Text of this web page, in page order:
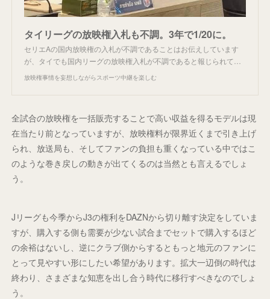
タイリーグの放映権入札も不調。3年で1/20に。
セリエAの国内放映権の入札が不調であることはお伝えしています
が、タイでも国内リーグの放映権入札が不調であると報じられて…
放映権事情を妄想しながらスポーツ中継を楽しむ
全試合の放映権を一括販売することで高い収益を得るモデルは現
在当たり前となっていますが、放映権料が限界近くまで引き上げ
られ、放送局も、そしてファンの負担も重くなっている中ではこ
のような巻き戻しの動きが出てくるのは当然とも言えるでしょ
う。
Jリーグも今季からJ3の権利をDAZNから切り離す決定をしていま
すが、購入する側も需要が少ない試合までセットで購入するほど
の余裕はないし、逆にクラブ側からするともっと地元のファンに
とって見やすい形にしたい希望があります。拡大一辺倒の時代は
終わり、さまざまな知恵を出し合う時代に移行すべきなのでしょ
う。